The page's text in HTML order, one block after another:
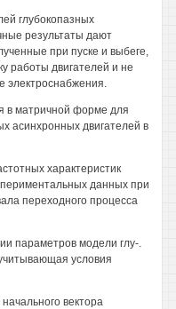
глубокопазных
результаты дают
при пуске и выбеге,
работы двигателей и не
электроснабжения.
в матричной форме для
асинхронных двигателей в
характеристик
данных при
переходного процесса
параметров модели глу-.
условия
вектора